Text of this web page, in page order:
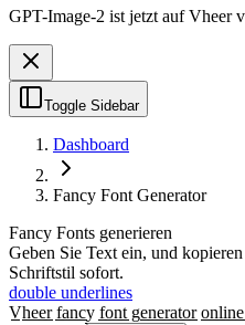
GPT-Image-2 ist jetzt auf Vheer
Toggle Sidebar
Dashboard
Fancy Font Generator
Fancy Fonts generieren
Geben Sie Text ein, und
Schriftstil sofort.
double underlines
V̲̲h̲̲e̲̲e̲̲r̲̲ f̲̲a̲̲n̲̲c̲̲y̲̲ f̲̲o̲̲n̲̲t̲̲ g̲̲e̲̲n̲̲e̲̲r̲̲a̲̲t̲̲o̲̲r̲̲ o̲̲n̲̲l̲̲i̲̲n̲̲e̲̲